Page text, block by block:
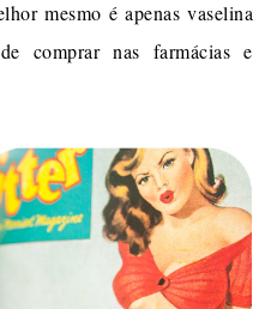
mesmo é apenas vaselina
comprar nas farmácias e